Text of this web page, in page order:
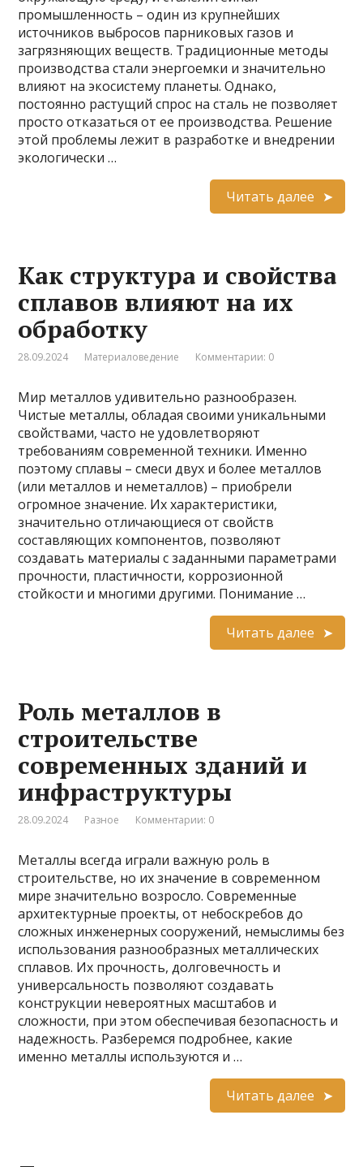
промышленность – один из крупнейших
источников выбросов парниковых газов и
загрязняющих веществ. Традиционные методы
производства стали энергоемки и значительно
влияют на экосистему планеты. Однако,
постоянно растущий спрос на сталь не позволяет
просто отказаться от ее производства. Решение
этой проблемы лежит в разработке и внедрении
экологически …
Читать далее
Как структура и свойства
сплавов влияют на их
обработку
28.09.2024 Материаловедение Комментарии: 0
Мир металлов удивительно разнообразен.
Чистые металлы, обладая своими уникальными
свойствами, часто не удовлетворяют
требованиям современной техники. Именно
поэтому сплавы – смеси двух и более металлов
(или металлов и неметаллов) – приобрели
огромное значение. Их характеристики,
значительно отличающиеся от свойств
составляющих компонентов, позволяют
создавать материалы с заданными параметрами
прочности, пластичности, коррозионной
стойкости и многими другими. Понимание …
Читать далее
Роль металлов в
строительстве
современных зданий и
инфраструктуры
28.09.2024 Разное Комментарии: 0
Металлы всегда играли важную роль в
строительстве, но их значение в современном
мире значительно возросло. Современные
архитектурные проекты, от небоскребов до
сложных инженерных сооружений, немыслимы без
использования разнообразных металлических
сплавов. Их прочность, долговечность и
универсальность позволяют создавать
конструкции невероятных масштабов и
сложности, при этом обеспечивая безопасность и
надежность. Разберемся подробнее, какие
именно металлы используются и …
Читать далее